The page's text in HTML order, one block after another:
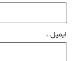
ایمیل *